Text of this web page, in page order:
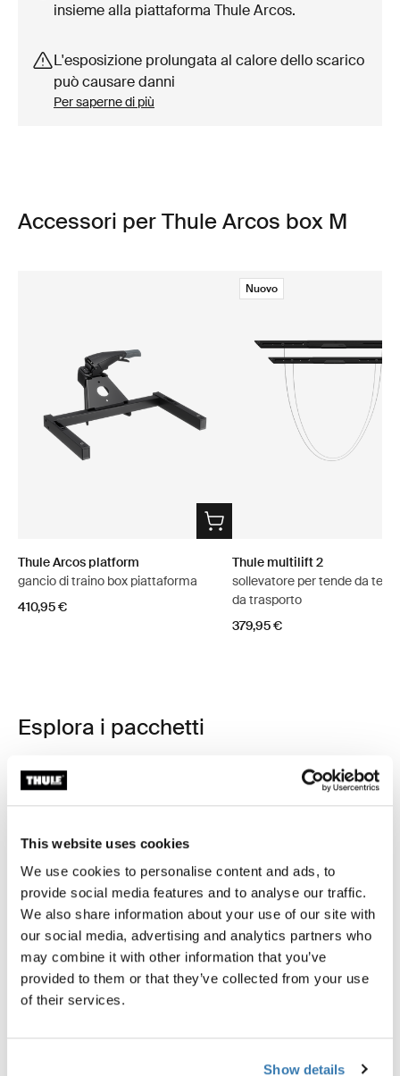
This website uses cookies
We use cookies to personalise content and ads, to
provide social media features and to analyse our traffic.
We also share information about your use of our site with
our social media, advertising and analytics partners who
may combine it with other information that you’ve
provided to them or that they’ve collected from your use
of their services.
Show details
insieme alla piattaforma Thule Arcos.
L'esposizione prolungata al calore dello scarico
può causare danni
Per saperne di più
Accessori per Thule Arcos box M
Thule Arcos platform
gancio di traino box piattaforma
410,95 €
Nuovo
Thule multilift 2
sollevatore per tende da
da trasporto
379,95 €
Esplora i pacchetti